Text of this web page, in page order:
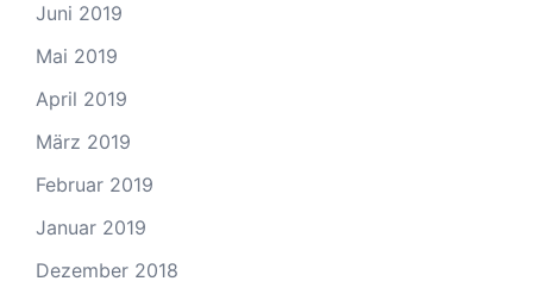
Juni 2019
Mai 2019
April 2019
März 2019
Februar 2019
Januar 2019
Dezember 2018